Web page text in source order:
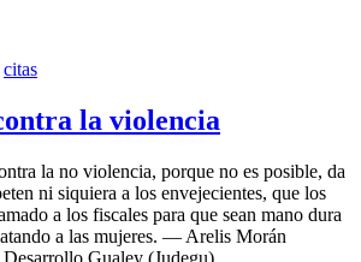
citas
la violencia
la no violencia, porque no es posible, da
ni siquiera a los envejecientes, que los
a los fiscales para que sean mano dura
a las mujeres. — Arelis Morán